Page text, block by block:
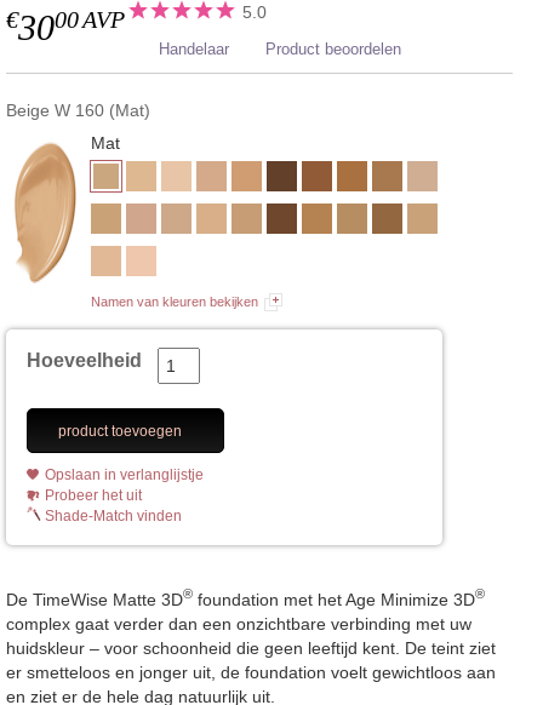
€3000AVP 5.0
Handelaar Product beoordelen
Beige W 160 (Mat)
Mat
Namen van kleuren bekijken
Hoeveelheid
product toevoegen
Opslaan in verlanglijstje
Probeer het uit
Shade-Match vinden
De TimeWise Matte 3D® foundation met het Age Minimize 3D®
complex gaat verder dan een onzichtbare verbinding met uw
huidskleur – voor schoonheid die geen leeftijd kent. De teint ziet
er smetteloos en jonger uit, de foundation voelt gewichtloos aan
en ziet er de hele dag natuurlijk uit.